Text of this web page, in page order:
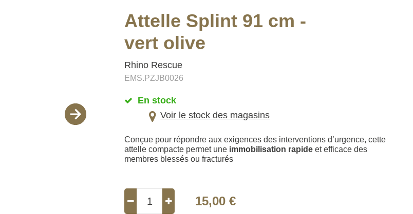
Attelle Splint 91 cm -
vert olive
Rhino Rescue
EMS.PZJB0026
En stock
Voir le stock des magasins
Conçue pour répondre aux exigences des interventions d’urgence, cette
attelle compacte permet une immobilisation rapide et efficace des
membres blessés ou fracturés
15,00 €